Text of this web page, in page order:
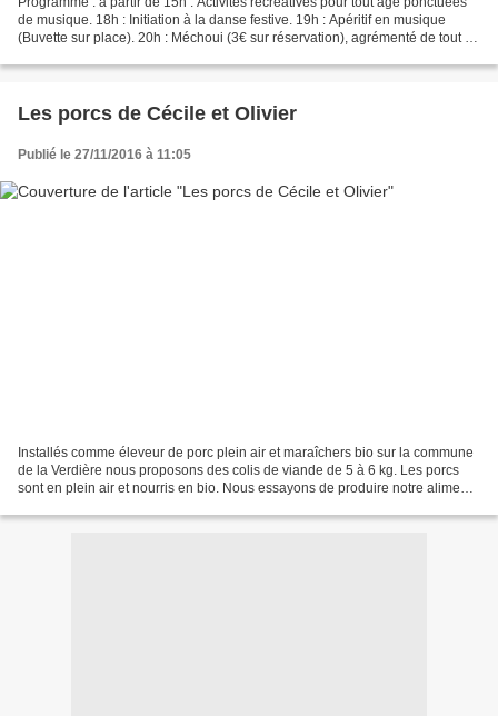
de musique. 18h : Initiation à la danse festive. 19h : Apéritif en musique
(Buvette sur place). 20h : Méchoui (3€ sur réservation), agrémenté de tout ce
Les porcs de Cécile et Olivier
Publié le 27/11/2016 à 11:05
Installés comme éleveur de porc plein air et maraîchers bio sur la commune
de la Verdière nous proposons des colis de viande de 5 à 6 kg. Les porcs
sont en plein air et nourris en bio. Nous essayons de produire notre aliment